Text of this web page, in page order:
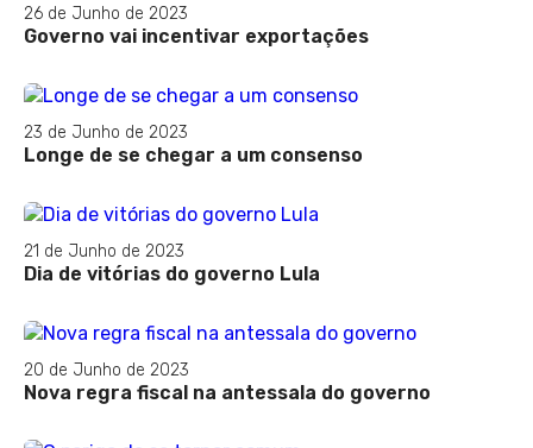
26 de Junho de 2023
Governo vai incentivar exportações
23 de Junho de 2023
Longe de se chegar a um consenso
21 de Junho de 2023
Dia de vitórias do governo Lula
20 de Junho de 2023
Nova regra fiscal na antessala do governo